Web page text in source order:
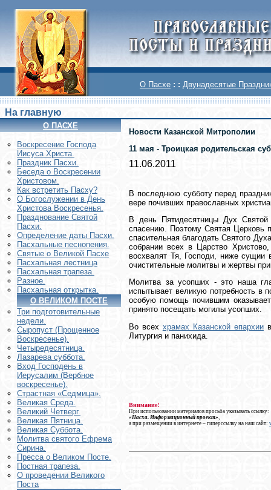
О Пасхе : : Двунадесятые
На главную
О ПАСХЕ
Воскреcение Господа
Иисуса Христа.
Праздник Пасхи.
Беседа о Воскресении
Христовом.
Как встретить Пасху?
О Богослужении в День
Христова Воскресенья.
Празднование Святой
Пасхи.
Определение даты Пасхи.
Пасхальные песнопения.
Святые о Великой Пасхе
Пасхальная лестница
Пасхальная трапеза.
Разное.
Пасхальная открытка.
О ВЕЛИКОМ ПОСТЕ
Три подготовительные
недели.
Сыропуст (Прощенное
Воскресенье).
Четыредесятница.
Лазарева суббота.
Вход Господень в
Иерусалим (Вербное
воскресенье).
Страстная «Седмица».
Великая Среда.
Великий Четверг.
Великая Пятница.
Великая Суббота.
Молитва святого Ефрема
Сирина.
Пресса о Великом Посте.
Постная трапеза.
О проведении Великого
Поста
Новости Казанской Митрополии
11 мая - Троицкая родительская
11.06.2011
В последнюю субботу перед
вере почивших православных
В день Пятидесятницы Дух
спасению. Поэтому Святая Церковь
спасительная благодать Святого
собрании всех в Царство
восхвалят Тя, Господи, ниже
очистительные молитвы и жертвы
Молитва за усопших - это наша
испытывает великую потребность в
особую помощь почившим
принято посещать могилы усопших.
Во всех храмах Казанской епархиив
Литургия и панихида.
Внимание!
При использовании материалов просьба указывать ссылку:
«Пасха. Информационный проект»
а при размещении в интернете – гиперссылку на наш сайт: